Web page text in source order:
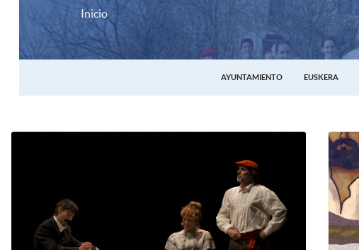
Inicio
AYUNTAMIENTO EUSKERA